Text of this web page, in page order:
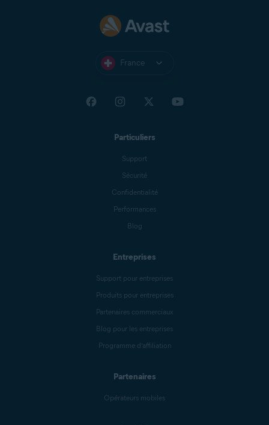
France
Particuliers
Support
Sécurité
Confidentialité
Performances
Blog
Entreprises
Support pour entreprises
Produits pour entreprises
Partenaires commerciaux
Blog pour les entreprises
Programme d’affiliation
Partenaires
Opérateurs mobiles